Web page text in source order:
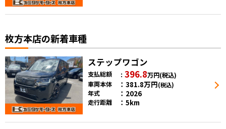
枚方本店の新着車種
ステップワゴン
支払総額 396.8万円(税込)
車両本体
381.8万円(税込)
年式 2026
走行距離 5km